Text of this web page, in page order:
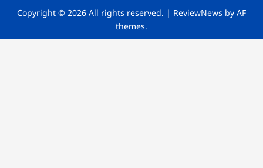
Copyright © 2026 All rights reserved. | ReviewNews by AF
themes.